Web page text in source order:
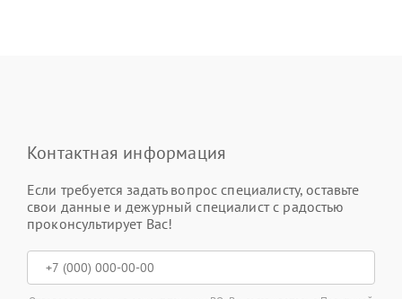
Контактная информация
Если требуется задать вопрос специалисту, оставьте
свои данные и дежурный специалист с радостью
проконсультирует Вас!